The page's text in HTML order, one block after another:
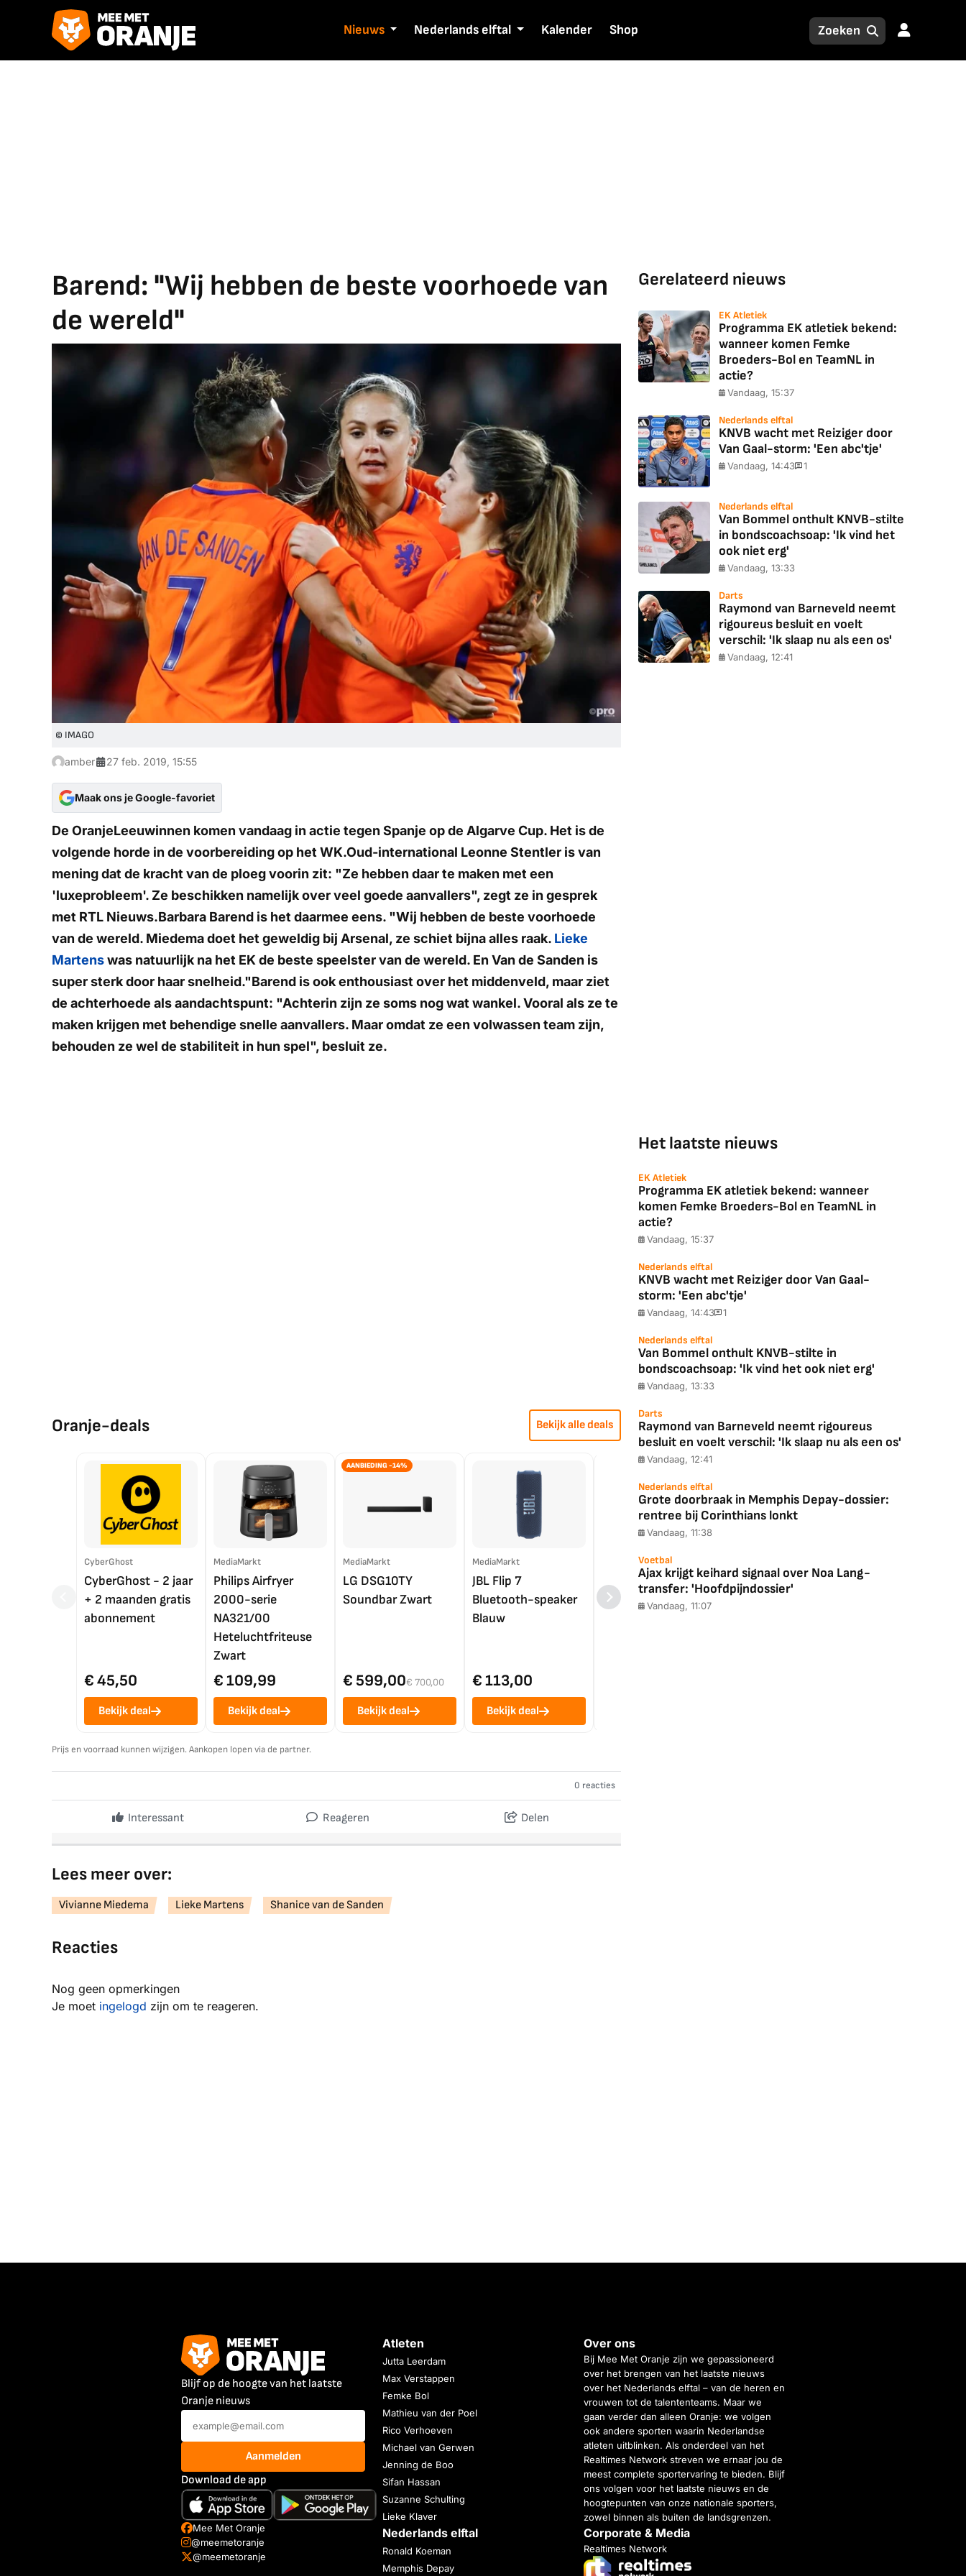
Nieuws Nederlands elftal Kalender Shop
Barend: "Wij hebben de beste voorhoede van
de wereld"
© IMAGO
amber 27 feb. 2019, 15:55
Maak ons je Google-favoriet
De OranjeLeeuwinnen komen vandaag in actie tegen Spanje op de Algarve Cup. Het is de
volgende horde in de voorbereiding op het WK.Oud-international Leonne Stentler is van
mening dat de kracht van de ploeg voorin zit: "Ze hebben daar te maken met een
'luxeprobleem'. Ze beschikken namelijk over veel goede aanvallers", zegt ze in gesprek
met RTL Nieuws.Barbara Barend is het daarmee eens. "Wij hebben de beste voorhoede
van de wereld. Miedema doet het geweldig bij Arsenal, ze schiet bijna alles raak. Lieke
Martenswas natuurlijk na het EK de beste speelster van de wereld. En Van de Sanden is
super sterk door haar snelheid."Barend is ook enthousiast over het middenveld, maar ziet
de achterhoede als aandachtspunt: "Achterin zijn ze soms nog wat wankel. Vooral als ze te
maken krijgen met behendige snelle aanvallers. Maar omdat ze een volwassen team zijn,
behouden ze wel de stabiliteit in hun spel", besluit ze.
Oranje-deals Bekijk alle deals
CyberGhost
CyberGhost - 2 jaar
+ 2 maanden gratis
abonnement
€ 45,50
Bekijk deal
MediaMarkt
Philips Airfryer
2000-serie
NA321/00
Heteluchtfriteuse
Zwart
€ 109,99
Bekijk deal
AANBIEDING -14%
MediaMarkt
LG DSG10TY
Soundbar Zwart
€ 599,00€ 700,00
Bekijk deal
MediaMarkt
JBL Flip 7
Bluetooth-speaker
Blauw
€ 113,00
Bekijk deal
LG OLED55C56LB
4K TV (2025)
JBL Partybox
Ultimate Zwart
Google TV
Prijs en voorraad kunnen wijzigen. Aankopen lopen via de partner.
0 reacties
Interessant Reageren Delen
Lees meer over:
Vivianne Miedema Lieke Martens Shanice van de Sanden
Reacties
Nog geen opmerkingen
Je moet ingelogd zijn om te reageren.
Gerelateerd nieuws
EK Atletiek
Programma EK atletiek bekend:
wanneer komen Femke
Broeders-Bol en TeamNL in
actie?
Vandaag, 15:37
Nederlands elftal
KNVB wacht met Reiziger door
Van Gaal-storm: 'Een abc'tje'
Vandaag, 14:43 1
Nederlands elftal
Van Bommel onthult KNVB-stilte
in bondscoachsoap: 'Ik vind het
ook niet erg'
Vandaag, 13:33
Darts
Raymond van Barneveld neemt
rigoureus besluit en voelt
verschil: 'Ik slaap nu als een os'
Vandaag, 12:41
Het laatste nieuws
EK Atletiek
Programma EK atletiek bekend: wanneer
komen Femke Broeders-Bol en TeamNL in
actie?
Vandaag, 15:37
Nederlands elftal
KNVB wacht met Reiziger door Van Gaal-
storm: 'Een abc'tje'
Vandaag, 14:43 1
Nederlands elftal
Van Bommel onthult KNVB-stilte in
bondscoachsoap: 'Ik vind het ook niet erg'
Vandaag, 13:33
Darts
Raymond van Barneveld neemt rigoureus
besluit en voelt verschil: 'Ik slaap nu als een os'
Vandaag, 12:41
Nederlands elftal
Grote doorbraak in Memphis Depay-dossier:
rentree bij Corinthians lonkt
Vandaag, 11:38
Voetbal
Ajax krijgt keihard signaal over Noa Lang-
transfer: 'Hoofdpijndossier'
Vandaag, 11:07
Blijf op de hoogte van het laatste
Oranje nieuws
Aanmelden
Download de app
Mee Met Oranje
@meemetoranje
@meemetoranje
Atleten
Jutta Leerdam
Max Verstappen
Femke Bol
Mathieu van der Poel
Rico Verhoeven
Michael van Gerwen
Jenning de Boo
Sifan Hassan
Suzanne Schulting
Lieke Klaver
Nederlands elftal
Ronald Koeman
Memphis Depay
Over ons
Bij Mee Met Oranje zijn we gepassioneerd
over het brengen van het laatste nieuws
over het Nederlands elftal – van de heren en
vrouwen tot de talententeams. Maar we
gaan verder dan alleen Oranje: we volgen
ook andere sporten waarin Nederlandse
atleten uitblinken. Als onderdeel van het
Realtimes Network streven we ernaar jou de
meest complete sportervaring te bieden. Blijf
ons volgen voor het laatste nieuws en de
hoogtepunten van onze nationale sporters,
zowel binnen als buiten de landsgrenzen.
Corporate & Media
Realtimes Network